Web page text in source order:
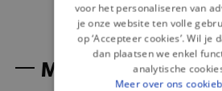
Misschien is dit
voor het personaliseren van
je onze website ten volle
op ‘Accepteer cookies’. Wil je
dan plaatsen we enkel
analytische
Meer over ons